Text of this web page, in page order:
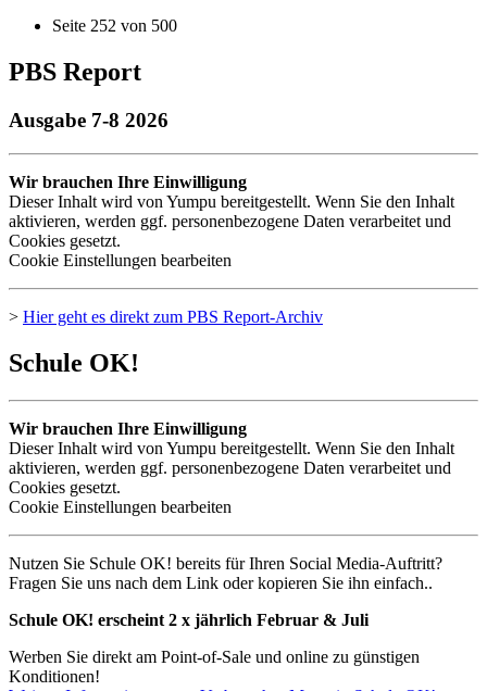
Seite 252 von 500
PBS Report
Ausgabe 7-8 2026
Wir brauchen Ihre Einwilligung
Dieser Inhalt wird von Yumpu bereitgestellt. Wenn Sie den Inhalt
aktivieren, werden ggf. personenbezogene Daten verarbeitet und
Cookies gesetzt.
Cookie Einstellungen bearbeiten
> Hier geht es direkt zum PBS Report-Archiv
Schule OK!
Wir brauchen Ihre Einwilligung
Dieser Inhalt wird von Yumpu bereitgestellt. Wenn Sie den Inhalt
aktivieren, werden ggf. personenbezogene Daten verarbeitet und
Cookies gesetzt.
Cookie Einstellungen bearbeiten
Nutzen Sie Schule OK! bereits für Ihren Social Media-Auftritt?
Fragen Sie uns nach dem Link oder kopieren Sie ihn einfach..
Schule OK! erscheint 2 x jährlich Februar & Juli
Werben Sie direkt am Point-of-Sale und online zu günstigen
Konditionen!